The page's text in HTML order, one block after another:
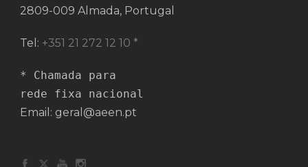
2809-009 Almada, Portugal
Tel: +351 21 272 12 10 *
* Chamada para
rede fixa nacional
Email: geral@aeen.pt